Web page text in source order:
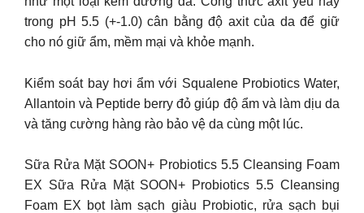
trong pH 5.5 (+-1.0) cân bằng độ axit của da để giữ
cho nó giữ ẩm, mềm mại và khỏe mạnh.
Kiểm soát bay hơi ẩm với Squalene Probiotics Water,
Allantoin và Peptide berry đỏ giúp độ ẩm và làm dịu da
và tăng cường hàng rào bảo vệ da cùng một lúc.
Sữa Rửa Mặt SOON+ Probiotics 5.5 Cleansing Foam
EX Sữa Rửa Mặt SOON+ Probiotics 5.5 Cleansing
Foam EX bọt làm sạch giàu Probiotic, rửa sạch bụi